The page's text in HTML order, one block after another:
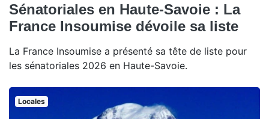
Sénatoriales en Haute-Savoie : La
France Insoumise dévoile sa liste
La France Insoumise a présenté sa tête de liste pour
les sénatoriales 2026 en Haute-Savoie.
Locales